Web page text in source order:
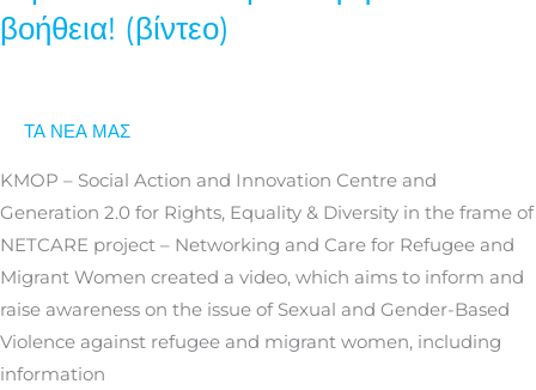
βοήθεια! (βίντεο)
ΤΑ ΝΕΑ ΜΑΣ
KMOP – Social Action and Innovation Centre and
Generation 2.0 for Rights, Equality & Diversity in the frame of
NETCARE project – Networking and Care for Refugee and
Migrant Women created a video, which aims to inform and
raise awareness on the issue of Sexual and Gender-Based
Violence against refugee and migrant women, including
information
βία
είναι
Ζητήστε
βοήθεια!
(βίντεο)